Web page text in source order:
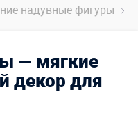
надувные фигуры
— мягкие
декор для